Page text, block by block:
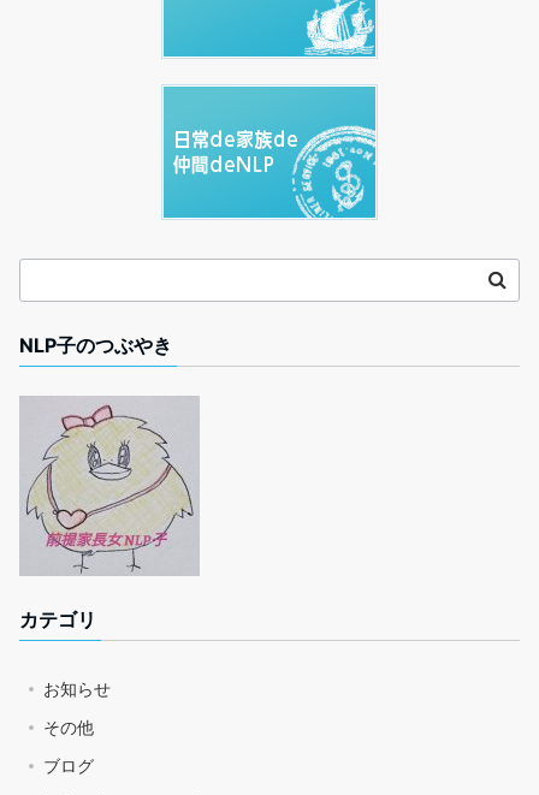
NLP子のつぶやき
カテゴリ
お知らせ
その他
ブログ